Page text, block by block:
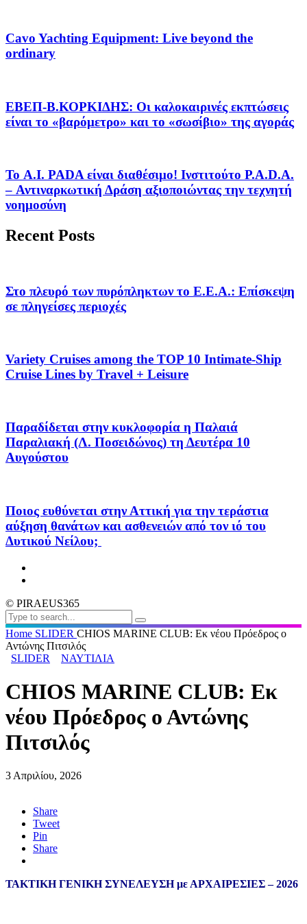
Cavo Yachting Equipment: Live beyond the
ordinary
EΒΕΠ-Β.ΚΟΡΚΙΔΗΣ: Οι καλοκαιρινές εκπτώσεις
είναι το «βαρόμετρο» και το «σωσίβιο» της αγοράς
Το A.I. PADA είναι διαθέσιμο! Ινστιτούτο P.A.D.A.
– Αντιναρκωτική Δράση αξιοποιώντας την τεχνητή
νοημοσύνη
Recent Posts
Στο πλευρό των πυρόπληκτων το Ε.Ε.Α.: Επίσκεψη
σε πληγείσες περιοχές
Variety Cruises among the TOP 10 Intimate-Ship
Cruise Lines by Travel + Leisure
Παραδίδεται στην κυκλοφορία η Παλαιά
Παραλιακή (Λ. Ποσειδώνος) τη Δευτέρα 10
Αυγούστου
Ποιος ευθύνεται στην Αττική για την τεράστια
αύξηση θανάτων και ασθενειών από τον ιό του
Δυτικού Νείλου;
© PIRAEUS365
Home SLIDER CHIOS MARINE CLUB: Εκ νέου Πρόεδρος ο
Αντώνης Πιτσιλός
SLIDER
ΝΑΥΤΙΛΙΑ
CHIOS MARINE CLUB: Εκ
νέου Πρόεδρος ο Αντώνης
Πιτσιλός
3 Απριλίου, 2026
Share
Tweet
Pin
Share
ΤΑΚΤΙΚΗ ΓΕΝΙΚΗ ΣΥΝΕΛΕΥΣΗμε ΑΡΧΑΙΡΕΣΙΕΣ – 2026